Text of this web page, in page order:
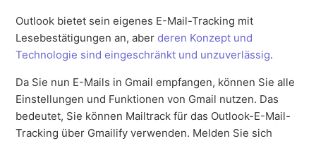
Outlook bietet sein eigenes E-Mail-Tracking mit
Lesebestätigungen an, aberderen Konzept und
Technologie sind eingeschränkt und unzuverlässig.
Da Sie nun E-Mails in Gmail empfangen, können Sie alle
Einstellungen und Funktionen von Gmail nutzen. Das
bedeutet, Sie können Mailtrack für das Outlook-E-Mail-
Tracking über Gmailify verwenden. Melden Sie sich